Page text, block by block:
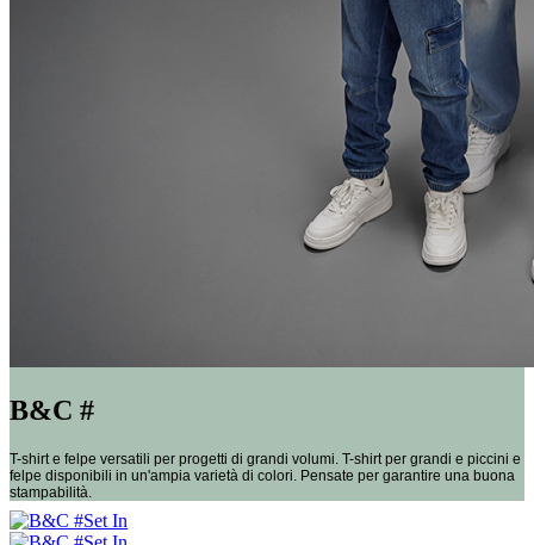
B&C #
T-shirt e felpe versatili per progetti di grandi volumi. T-shirt per grandi e piccini e
felpe disponibili in un'ampia varietà di colori. Pensate per garantire una buona
stampabilità.